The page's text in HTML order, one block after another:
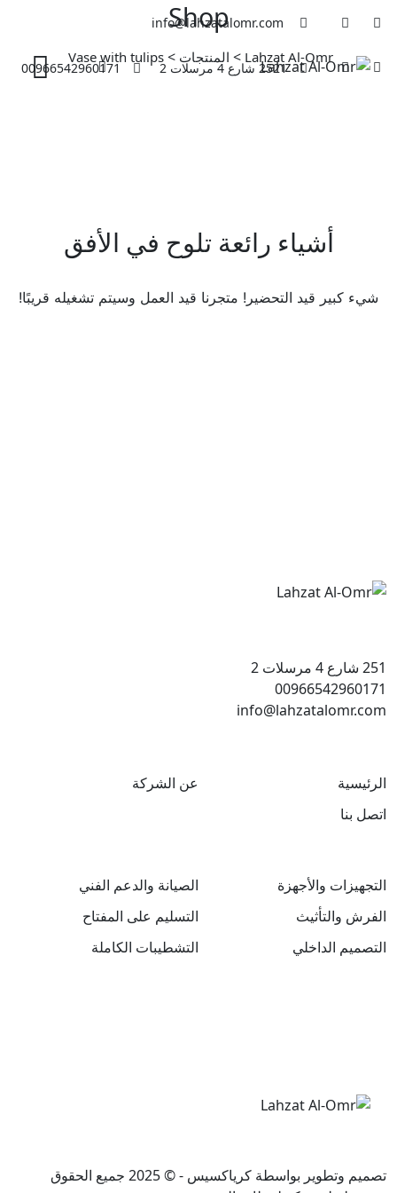
content
2521 شارع 4 مرسلات 2 00966542960171
Shop
Lahzat Al-Omr
> المنتجات >
Vase with tulips
أشياء رائعة تلوح في الأفق
شيء كبير قيد التحضير! متجرنا قيد العمل وسيتم تشغيله قريبًا!
251 شارع 4 مرسلات 2
00966542960171
info@lahzatalomr.com
الرئيسية
عن الشركة
اتصل بنا
التجهيزات والأجهزة
الصيانة والدعم الفني
الفرش والتأثيث
التسليم على المفتاح
التصميم الداخلي
التشطيبات الكاملة
تصميم وتطوير بواسطة كرياكسيس
- © 2025 جميع الحقوق